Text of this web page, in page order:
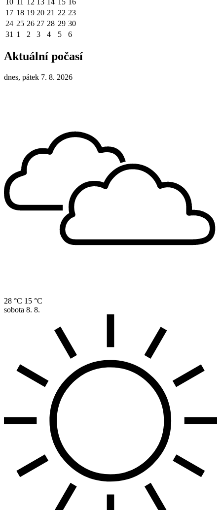
17 18 19 20 21 22 23
24 25 26 27 28 29 30
31 1 2 3 4 5 6
Aktuální počasí
dnes, pátek 7. 8. 2026
28 °C 15 °C
sobota 8. 8.